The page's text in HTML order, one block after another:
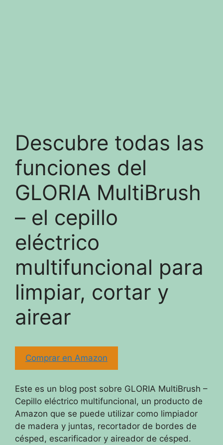
Descubre todas las
funciones del
GLORIA MultiBrush
– el cepillo
eléctrico
multifuncional para
limpiar, cortar y
airear
Comprar en Amazon
Este es un blog post sobre GLORIA MultiBrush –
Cepillo eléctrico multifuncional, un producto de
Amazon que se puede utilizar como limpiador
de madera y juntas, recortador de bordes de
césped, escarificador y aireador de césped.